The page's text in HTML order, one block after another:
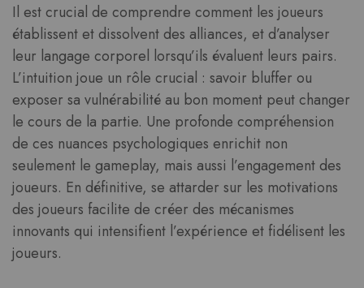
Il est crucial de comprendre comment les joueurs
établissent et dissolvent des alliances, et d’analyser
leur langage corporel lorsqu’ils évaluent leurs pairs.
L’intuition joue un rôle crucial : savoir bluffer ou
exposer sa vulnérabilité au bon moment peut changer
le cours de la partie. Une profonde compréhension
de ces nuances psychologiques enrichit non
seulement le gameplay, mais aussi l’engagement des
joueurs. En définitive, se attarder sur les motivations
des joueurs facilite de créer des mécanismes
innovants qui intensifient l’expérience et fidélisent les
joueurs.